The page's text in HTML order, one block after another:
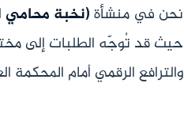
نحن في منشأة(نخبة محامي
حيث قد تُوجّه الطلبات إلى
والترافع الرقمي أمام